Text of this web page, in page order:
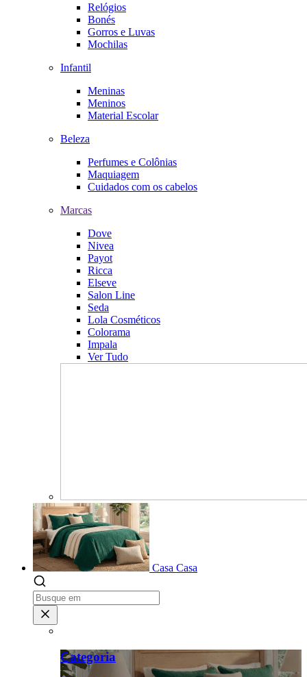
Relógios
Bonés
Gorros e Luvas
Mochilas
Infantil
Meninas
Meninos
Material Escolar
Beleza
Perfumes e Colônias
Maquiagem
Cuidados com os cabelos
Marcas
Dove
Nivea
Payot
Ricca
Elseve
Salon Line
Seda
Lola Cosméticos
Colorama
Impala
Ver Tudo
Casa Casa
Categoria